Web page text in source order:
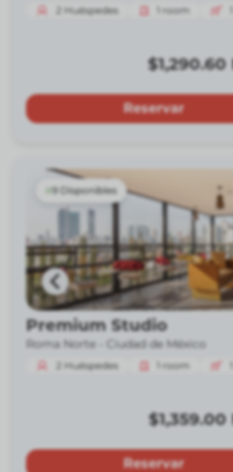
2 Huéspedes room
$1,290.60
Reservar
9 Disponibles
Premium Studio
Roma Norte - Ciudad de México
2 Huéspedes room
$1,359.00
Reservar